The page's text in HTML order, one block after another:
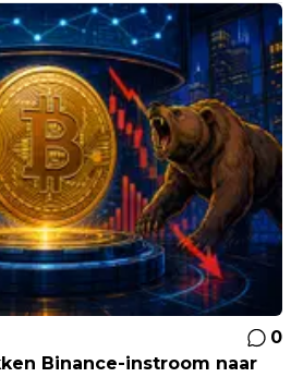
0
Binance-instroom naar